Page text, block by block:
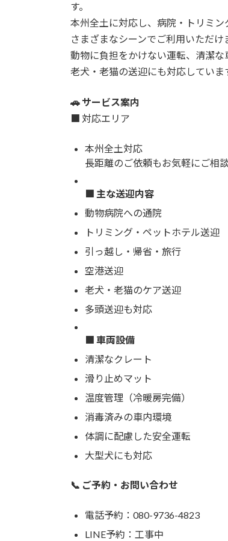
す。
本州全土に対応し、病院・トリミン
さまざまなシーンでご利用いただけ
動物に負担をかけない運転、清潔な
老犬・老猫の送迎にも対応していま
🚗 サービス案内
■ 対応エリア
本州全土対応
長距離のご依頼もお気軽にご相談
■ 主な送迎内容
動物病院への通院
トリミング・ペットホテル送迎
引っ越し・帰省・旅行
空港送迎
老犬・老猫のケア送迎
多頭送迎も対応
■ 車両設備
清潔なクレート
滑り止めマット
温度管理（冷暖房完備）
消毒済みの車内環境
体調に配慮した安全運転
大型犬にも対応
📞 ご予約・お問い合わせ
電話予約：080-9736-4823
LINE予約：工事中